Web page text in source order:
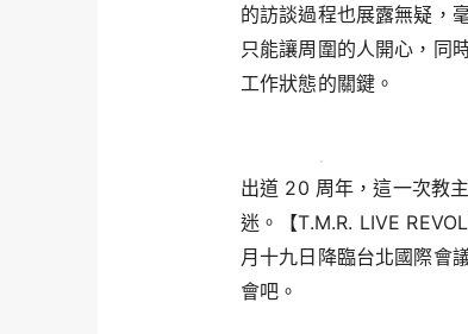
的訪談過程也展露無疑，
只能讓周圍的人開心，同
工作狀態的關鍵。
出道 20 周年，這一次教
迷。【T.M.R. LIVE
月十九日降臨台北國際會
會吧。